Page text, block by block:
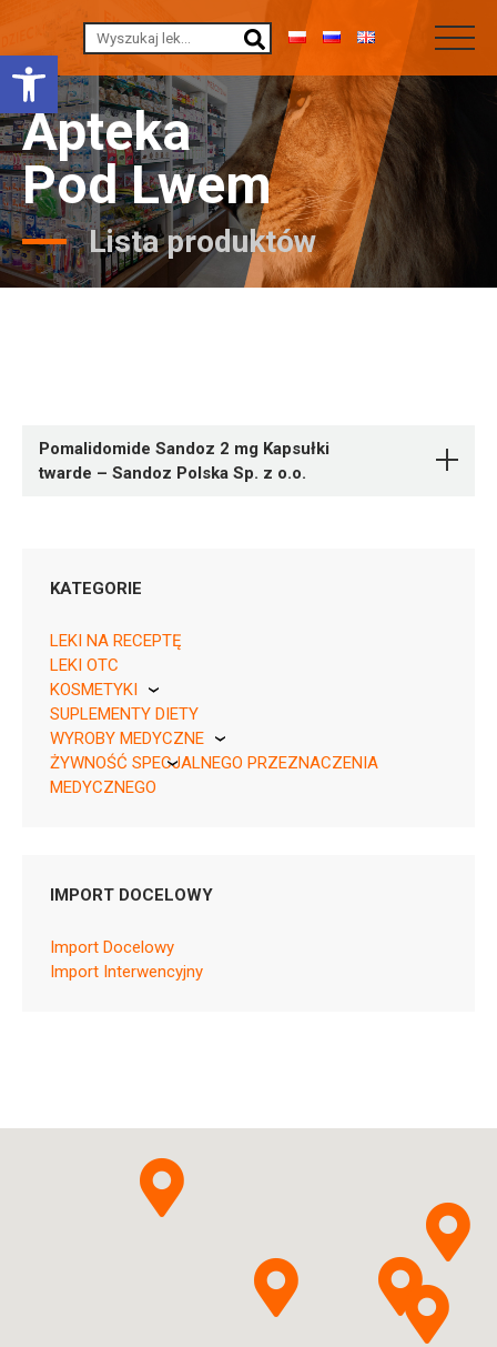
Otwórz pasek narzędzi
Apteka
Pod Lwem
Lista produktów
Pomalidomide Sandoz 2 mg Kapsułki
twarde – Sandoz Polska Sp. z o.o.
07622436116013 ¦ Rpz ¦ 158795
21 kaps.
KATEGORIE
LEKI NA RECEPTĘ
LEKI OTC
KOSMETYKI
Pierre Fabre
SUPLEMENTY DIETY
WYROBY MEDYCZNE
KikGel
ŻYWNOŚĆ SPECJALNEGO PRZEZNACZENIA
MEDYCZNEGO
IMPORT DOCELOWY
Import Docelowy
Import Interwencyjny